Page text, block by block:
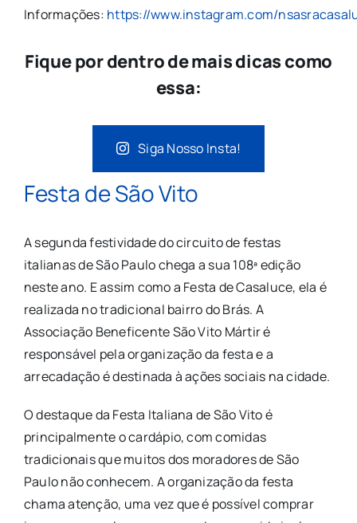
Informações: https://www.instagram.com/
Fique por dentro de mais dicas como
essa:
Siga Nosso Insta!
Festa de São Vito
A segunda festividade do circuito de festas
italianas de São Paulo chega a sua 108ª edição
neste ano. E assim como a Festa de Casaluce, ela é
realizada no tradicional bairro do Brás. A
Associação Beneficente São Vito Mártir é
responsável pela organização da festa e a
arrecadação é destinada à ações sociais na cidade.
O destaque da Festa Italiana de São Vito é
principalmente o cardápio, com comidas
tradicionais que muitos dos moradores de São
Paulo não conhecem. A organização da festa
chama atenção, uma vez que é possível comprar